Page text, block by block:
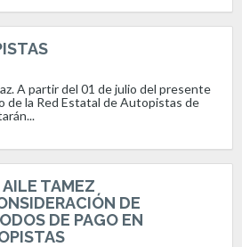
A partir del 01 de julio del presente
de la Red Estatal de Autopistas de
AILE TAMEZ
DE
DE PAGO EN